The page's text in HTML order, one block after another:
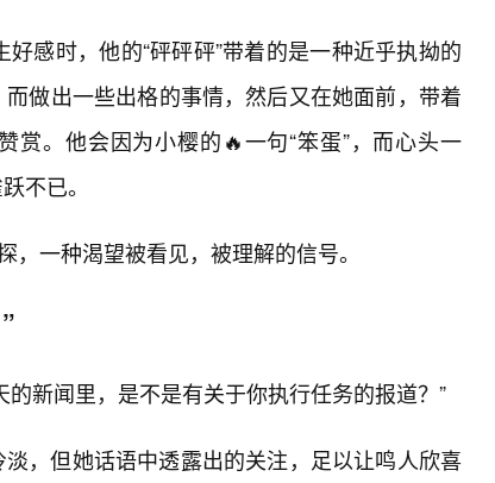
感时，他的“砰砰砰”带着的是一种近乎执拗的
做出一些出格的事情，然后又在她面前，带着
赏。他会因为小樱的🔥一句“笨蛋”，而心头一
不已。
，一种渴望被看见，被理解的信号。
新闻里，是不是有关于你执行任务的报道？”
，但她话语中透露出的关注，足以让鸣人欣喜